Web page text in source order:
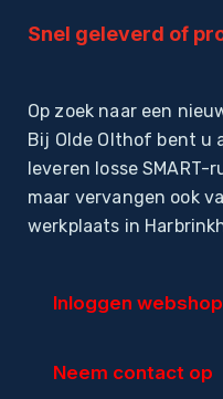
Snel geleverd of
Op zoek naar een
Bij Olde Olthof bent u
leveren losse SMART-
maar vervangen ook
werkplaats in
Inloggen webshop
Neem contact op
Autoruit vervangen